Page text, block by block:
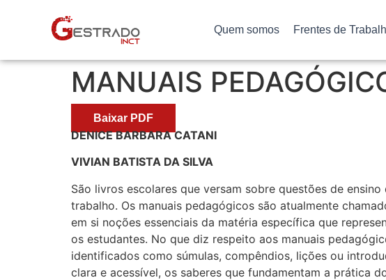
Quem somos Frentes de
MANUAIS
Baixar PDF
DENICE BARBARA CATANI
VIVIAN BATISTA DA SILVA
São livros escolares que versam sobre questões de
trabalho. Os manuais pedagógicos são atualmente
em si noções essenciais da matéria específica que
os estudantes. No que diz respeito aos manuais
identificados como súmulas, compêndios, lições ou
clara e acessível, os saberes que fundamentam a prática